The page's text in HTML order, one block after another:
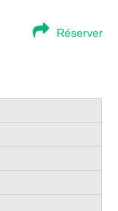
Réserver